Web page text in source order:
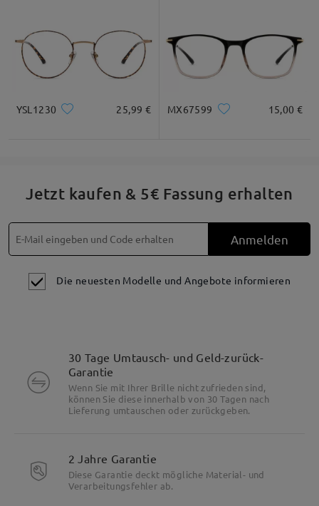
YSL1230 25,99 € MX67599 15,00 €
Jetzt kaufen & 5€ Fassung erhalten
Anmelden
Die neuesten Modelle und Angebote informieren
30 Tage Umtausch- und Geld-zurück-
Garantie
Wenn Sie mit Ihrer Brille nicht zufrieden sind,
können Sie diese innerhalb von 30 Tagen nach
Lieferung umtauschen oder zurückgeben.
2 Jahre Garantie
Diese Garantie deckt mögliche Material- und
Verarbeitungsfehler ab.